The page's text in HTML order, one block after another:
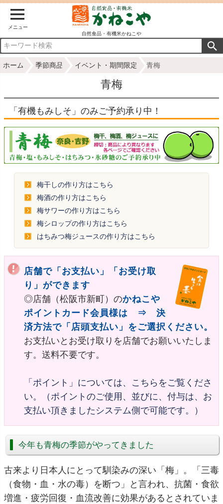
メニュー
自然食品・有機米かねこや
ホーム 季節商品 イベント・期間限定 青梅
青梅
「有機もみしそ」のみご予約承り中！
梅干しの作り方はこちら
梅酒の作り方はこちら
梅サワーの作り方はこちら
梅シロップの作り方はこちら
はちみつ梅ジュースの作り方はこちら
店舗で「お支払い」「お受け取
り」ができます
◎店舗（松阪市新町）のかねこや
ポイントカード会員様は ⇒ 決
済方法で「店頭支払い」をご選択ください。
お支払いとお受け取りを店舗でお願いいたしま
す。送料不要です。
「ポイント」については、こちらをご覧くださ
い。（ポイントのご使用、並びに、付与は、お
支払い頂きましたシステム側で可能です。）
今年も青梅の季節がやってきました
古来より日本人にとって馴染みの深い「梅」。「三毒
（食物・血・水の毒）を断つ」と言われ、抗菌・食欲
増進・疲労回復・血流改善に効果があるとされていま